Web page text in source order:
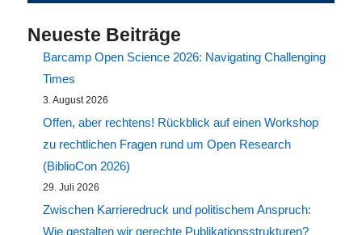
Neueste Beiträge
Barcamp Open Science 2026: Navigating Challenging
Times
3. August 2026
Offen, aber rechtens! Rückblick auf einen Workshop
zu rechtlichen Fragen rund um Open Research
(BiblioCon 2026)
29. Juli 2026
Zwischen Karrieredruck und politischem Anspruch:
Wie gestalten wir gerechte Publikationsstrukturen?